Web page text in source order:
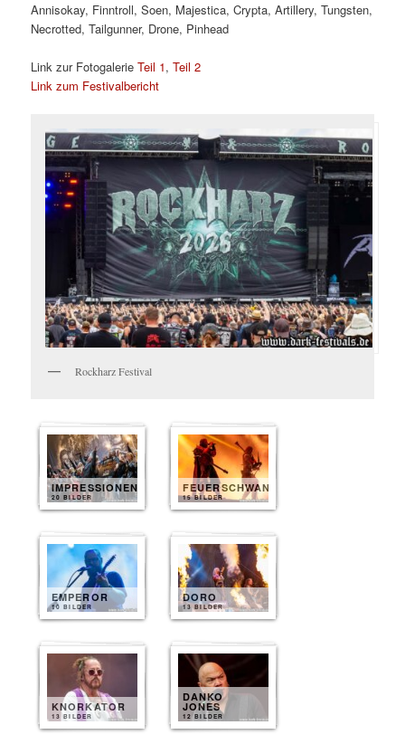
Annisokay, Finntroll, Soen, Majestica, Crypta, Artillery, Tungsten,
Necrotted, Tailgunner, Drone, Pinhead
Link zur FotogalerieTeil 1,Teil 2
Link zum Festivalbericht
Rockharz Festival
IMPRESSIONEN
20 BILDER
FEUERSCHWANZ
15 BILDER
EMPEROR
10 BILDER
DORO
13 BILDER
KNORKATOR
13 BILDER
DANKO
JONES
12 BILDER